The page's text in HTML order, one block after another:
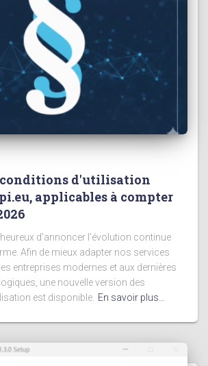
d'utilisation
applicables à compter
d'annoncer l'évolution continue
Afin de mieux adapter nos services
entreprises modernes et aux dernières
une nouvelle version des
est disponible. En savoir plus…